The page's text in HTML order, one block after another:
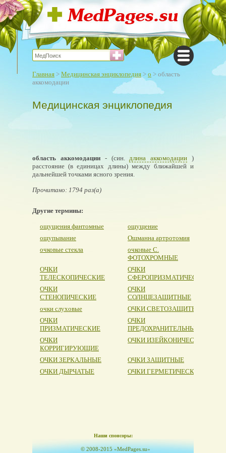
Главная > Медицинская энциклопедия > о > область
аккомодации
Медицинская энциклопедия
область аккомодации- (син.длина аккомодации )
расстояние (в единицах длины) между ближайшей и
дальнейшей точками ясного зрения.
Прочитано: 1794 раз(а)
Другие термины:
ощущения фантомные
ощущение
ощупывание
Ошманна артротомия
очковые стекла
очковые С.
ФОТОХРОМНЫЕ
ОЧКИ
ТЕЛЕСКОПИЧЕСКИЕ
ОЧКИ
СФЕРОПРИЗМАТИЧЕСКИЕ
ОЧКИ
СТЕНОПИЧЕСКИЕ
ОЧКИ
СОЛНЦЕЗАЩИТНЫЕ
очки слуховые
ОЧКИ СВЕТОЗАЩИТНЫЕ
ОЧКИ
ПРИЗМАТИЧЕСКИЕ
ОЧКИ
ПРЕДОХРАНИТЕЛЬНЫЕ
ОЧКИ
КОРРИГИРУЮЩИЕ
ОЧКИ ИЗЕЙКОНИЧЕСКИЕ
ОЧКИ ЗЕРКАЛЬНЫЕ
ОЧКИ ЗАЩИТНЫЕ
ОЧКИ ДЫРЧАТЫЕ
ОЧКИ ГЕРМЕТИЧЕСКИЕ
Наши спонсоры:
© 2008-2015 «MedPages.su»